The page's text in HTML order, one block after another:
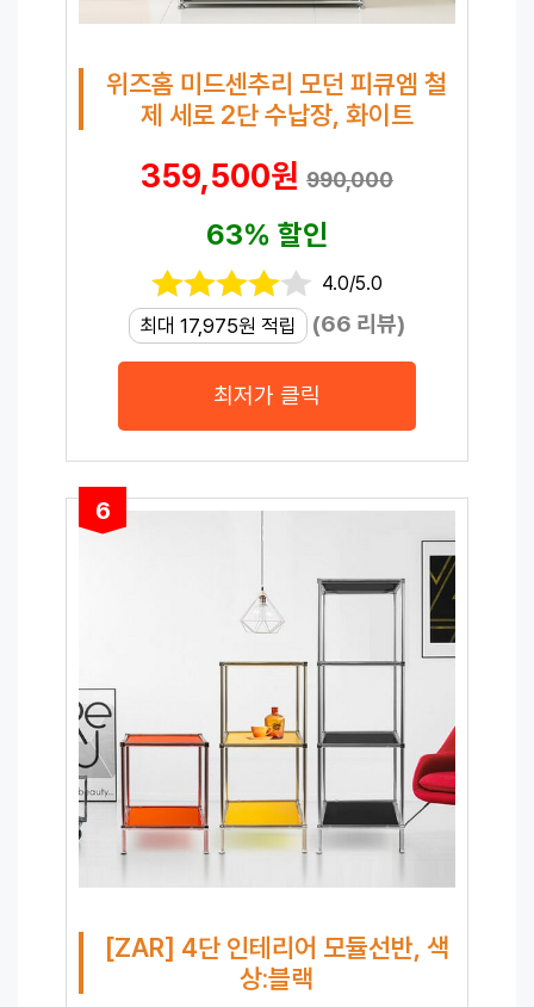
위즈홈 미드센추리 모던 피큐엠 철
제 세로 2단 수납장, 화이트
359,500원 990,000
63% 할인
4.0/5.0
최대 17,975원 적립 (66 리뷰)
최저가 클릭
6
[ZAR] 4단 인테리어 모듈선반, 색
상:블랙